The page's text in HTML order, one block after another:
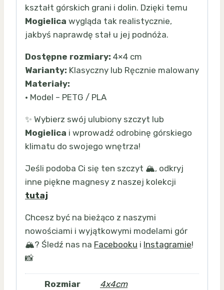
kształt górskich grani i dolin. Dzięki temu
Mogielica wygląda tak realistycznie,
jakbyś naprawdę stał u jej podnóża.
Dostępne rozmiary: 4×4 cm
Warianty: Klasyczny lub Ręcznie malowany
Materiały:
• Model – PETG / PLA
✨ Wybierz swój ulubiony szczyt lub
Mogielica i wprowadź odrobinę górskiego
klimatu do swojego wnętrza!
Jeśli podoba Ci się ten szczyt 🏔️, odkryj
inne piękne magnesy z naszej kolekcji
tutaj
Chcesz być na bieżąco z naszymi
nowościami i wyjątkowymi modelami gór
🏔️? Śledź nas na Facebooku i Instagramie!
📸
Rozmiar 4x4cm